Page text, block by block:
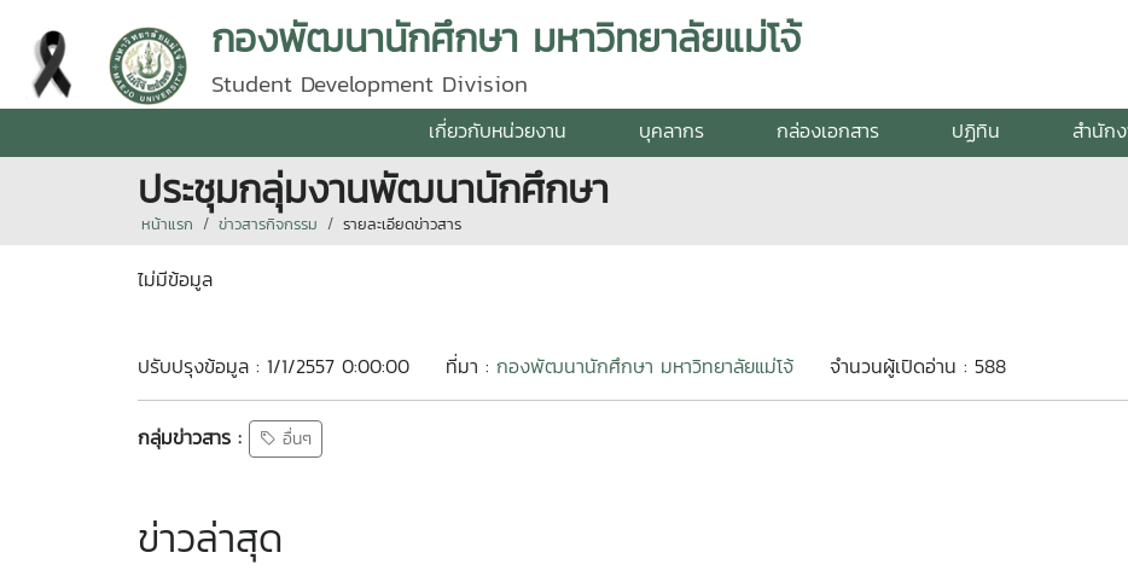
กองพัฒนานักศึกษา มหาวิทยาลัยแม่โจ้
Student Development Division
เกี่ยวกับหน่วยงาน บุคลากร กล่องเอกสาร ปฏิทิน สำนัก
ประชุมกลุ่มงานพัฒนานักศึกษา
หน้าแรก ข่าวสารกิจกรรม รายละเอียดข่าวสาร
ไม่มีข้อมูล
ปรับปรุงข้อมูล : 1/1/2557 0:00:00 ที่มา : กองพัฒนานักศึกษา มหาวิทยาลัยแม่โจ้ จำนวนผู้เปิดอ่าน : 588
กลุ่มข่าวสาร : อื่นๆ
ข่าวล่าสุด